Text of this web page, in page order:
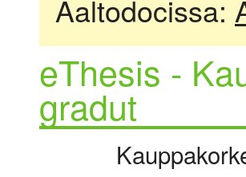
Aaltodocissa:
eThesis -
gradut